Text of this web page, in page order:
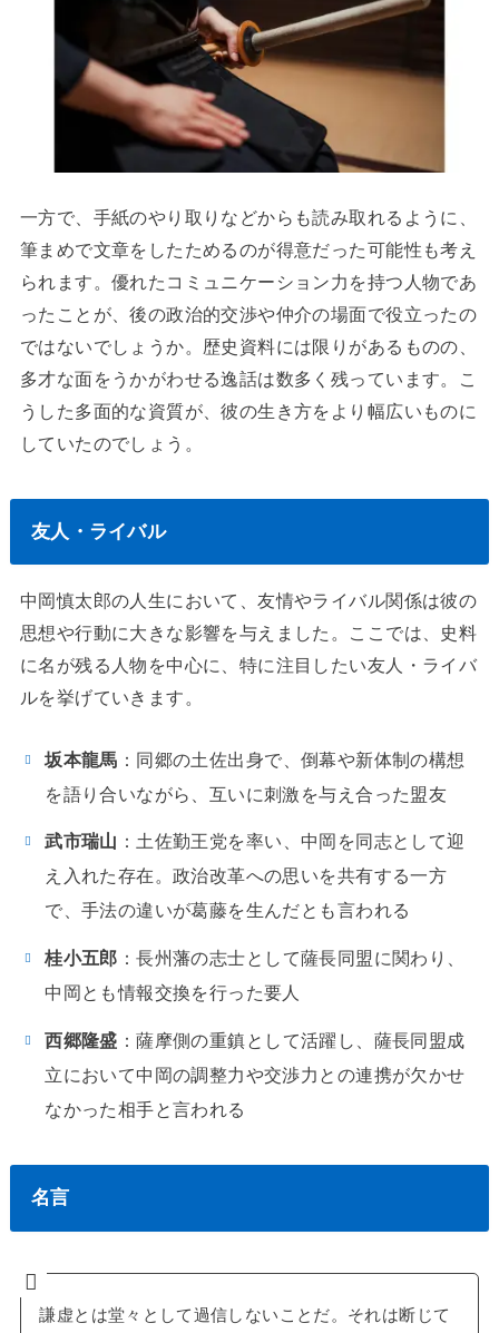
一方で、手紙のやり取りなどからも読み取れるように、
筆まめで文章をしたためるのが得意だった可能性も考え
られます。優れたコミュニケーション力を持つ人物であ
ったことが、後の政治的交渉や仲介の場面で役立ったの
ではないでしょうか。歴史資料には限りがあるものの、
多才な面をうかがわせる逸話は数多く残っています。こ
うした多面的な資質が、彼の生き方をより幅広いものに
していたのでしょう。
友人・ライバル
中岡慎太郎の人生において、友情やライバル関係は彼の
思想や行動に大きな影響を与えました。ここでは、史料
に名が残る人物を中心に、特に注目したい友人・ライバ
ルを挙げていきます。
坂本龍馬 ：同郷の土佐出身で、倒幕や新体制の構想
を語り合いながら、互いに刺激を与え合った盟友
武市瑞山 ：土佐勤王党を率い、中岡を同志として迎
え入れた存在。政治改革への思いを共有する一方
で、手法の違いが葛藤を生んだとも言われる
桂小五郎 ：長州藩の志士として薩長同盟に関わり、
中岡とも情報交換を行った要人
西郷隆盛 ：薩摩側の重鎮として活躍し、薩長同盟成
立において中岡の調整力や交渉力との連携が欠かせ
なかった相手と言われる
名言
謙虚とは堂々として過信しないことだ。それは断じて